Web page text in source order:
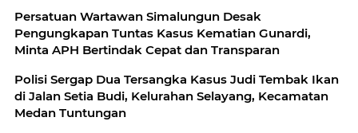
Persatuan Wartawan Simalungun Desak
Pengungkapan Tuntas Kasus Kematian Gunardi,
Minta APH Bertindak Cepat dan Transparan
Polisi Sergap Dua Tersangka Kasus Judi Tembak Ikan
di Jalan Setia Budi, Kelurahan Selayang, Kecamatan
Medan Tuntungan